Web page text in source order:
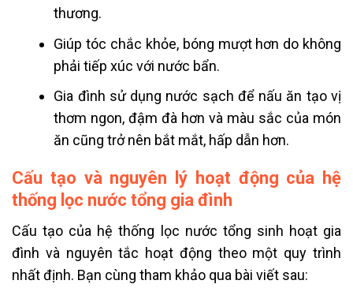
thương.
Giúp tóc chắc khỏe, bóng mượt hơn do không
phải tiếp xúc với nước bẩn.
Gia đình sử dụng nước sạch để nấu ăn tạo vị
thơm ngon, đậm đà hơn và màu sắc của món
ăn cũng trở nên bắt mắt, hấp dẫn hơn.
Cấu tạo và nguyên lý hoạt động của hệ
thống lọc nước tổng gia đình
Cấu tạo của hệ thống lọc nước tổng sinh hoạt gia
đình và nguyên tắc hoạt động theo một quy trình
nhất định. Bạn cùng tham khảo qua bài viết sau: